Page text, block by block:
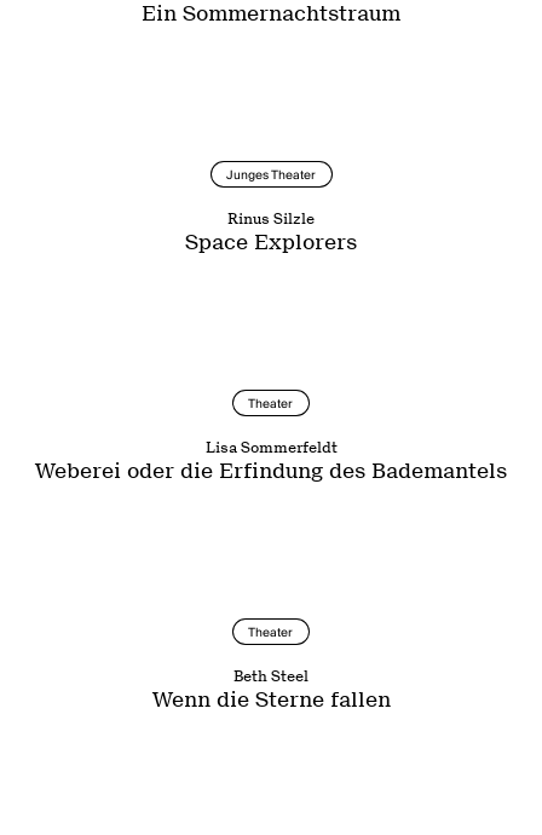
Ein Sommernachtstraum
Junges Theater
Rinus Silzle
Space Explorers
Theater
Lisa Sommerfeldt
Weberei oder die Erfindung des Bademantels
Theater
Beth Steel
Wenn die Sterne fallen